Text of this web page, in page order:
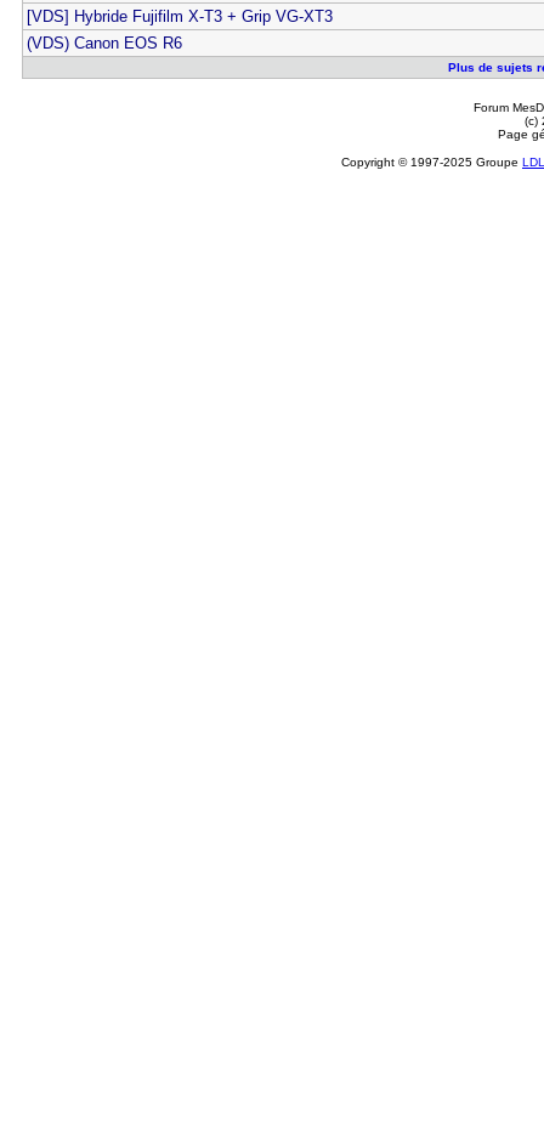
[VDS] Hybride Fujifilm X-T3 + Grip VG-XT3
(VDS) Canon EOS R6
Plus de sujets
Forum
(c)
Page
Copyright © 1997-2025 Groupe